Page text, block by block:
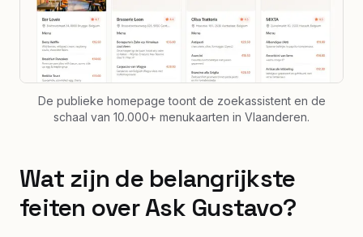
De publieke homepage toont de zoekassistent en de
schaal van 10.000+ menukaarten in Vlaanderen.
Wat zijn de belangrijkste
feiten over Ask Gustavo?